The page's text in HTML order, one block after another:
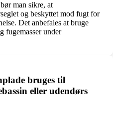
man sikre, at
og beskyttet mod fugt for
Det anbefales at bruge
fugemasser under
bruges til
eller udendørs